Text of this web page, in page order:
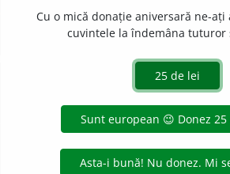
surse
de articolul „al”, „a”; în
Cu o mică donație aniversară ne-ați
cuvintele la îndemâna tuturor